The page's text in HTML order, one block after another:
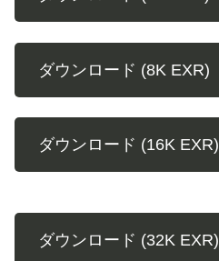
ダウンロード (8K EXR)
ダウンロード (16K EXR)
ダウンロード (32K EXR)